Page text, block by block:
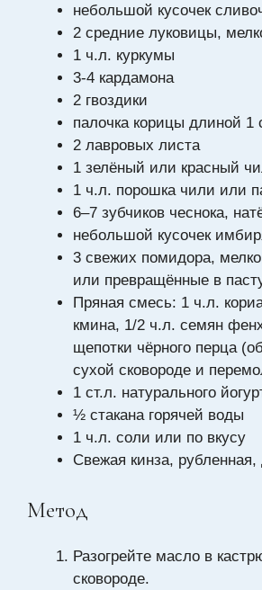
небольшой кусочек
2 средние луковицы,
1 ч.л. куркумы
3-4 кардамона
2 гвоздики
палочка корицы длиной 1
2 лавровых листа
1 зелёный или красный
1 ч.л. порошка чили или
6–7 зубчиков чеснока,
небольшой кусочек
3 свежих помидора,
или превращённые в
Пряная смесь: 1 ч.л.
кмина, 1/2 ч.л. семян
щепотки чёрного перца
сухой сковороде и
1 ст.л. натурального
½ стакана горячей воды
1 ч.л. соли или по вкусу
Свежая кинза,
Метод
Разогрейте масло в
сковороде.